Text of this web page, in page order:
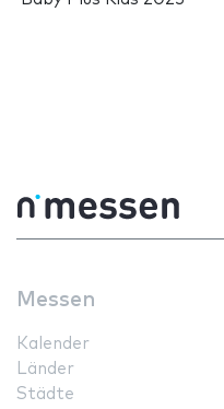
Messen
Kalender
Länder
Städte